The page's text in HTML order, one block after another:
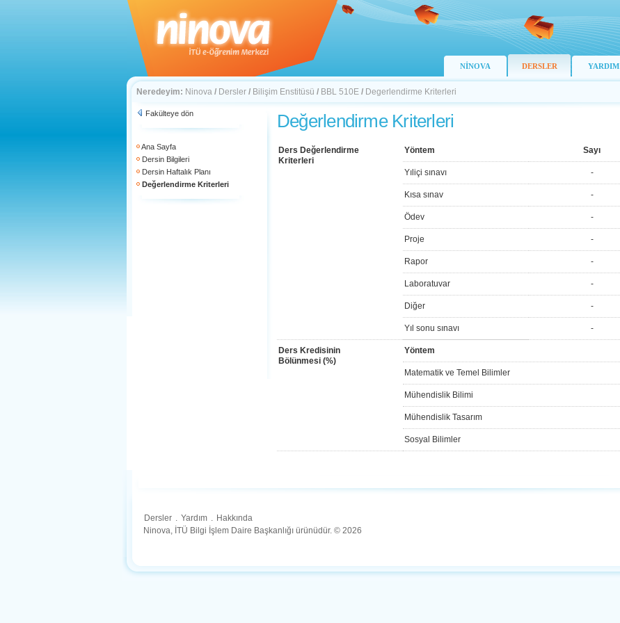
NİNOVA DERSLER YARDIM
Neredeyim: Ninova / Dersler / Bilişim Enstitüsü / BBL 510E / Degerlendirme Kriterleri
Fakülteye dön
Ana Sayfa
Dersin Bilgileri
Dersin Haftalık Planı
Değerlendirme Kriterleri
Değerlendirme Kriterleri
Ders Değerlendirme
Kriterleri
Yöntem Sayı
Yıliçi sınavı -
Kısa sınav -
Ödev -
Proje -
Rapor -
Laboratuvar -
Diğer -
Yıl sonu sınavı -
Ders Kredisinin
Bölünmesi (%)
Yöntem
Matematik ve Temel Bilimler
Mühendislik Bilimi
Mühendislik Tasarım
Sosyal Bilimler
Dersler . Yardım . Hakkında
Ninova, İTÜ Bilgi İşlem Daire Başkanlığı ürünüdür. © 2026